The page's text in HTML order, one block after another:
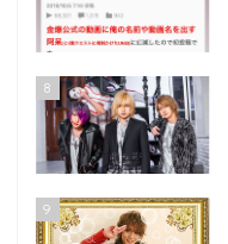
8
9